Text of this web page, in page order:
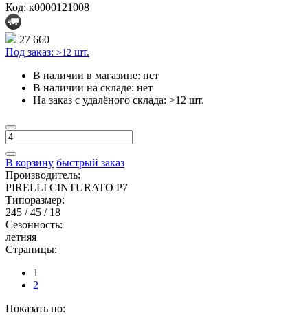
Код: к0000121008
27 660
Под заказ: >12 шт.
В наличии в магазине: нет
В наличии на складе: нет
На заказ с удалёного склада: >12 шт.
В корзину быстрый заказ
Производитель:
PIRELLI CINTURATO P7
Типоразмер:
245 / 45 / 18
Сезонность:
летняя
Страницы:
1
2
Показать по: